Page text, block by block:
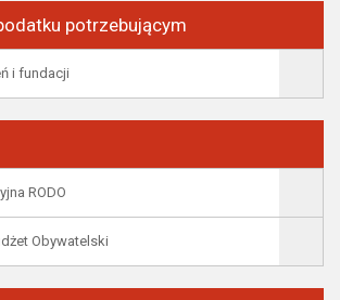
potrzebującym
i fundacji
RODO
Obywatelski